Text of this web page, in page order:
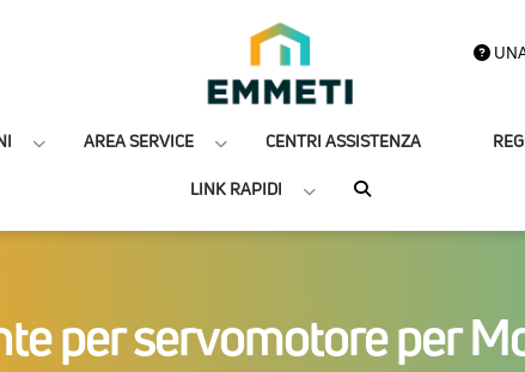
AREA SERVICE CENTRI ASSISTENZA
LINK RAPIDI
per servomotore per